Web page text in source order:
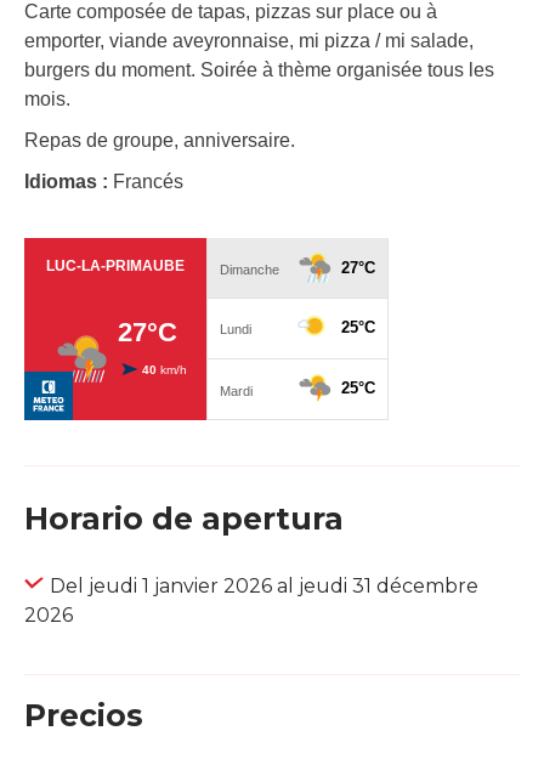
Carte composée de tapas, pizzas sur place ou à
emporter, viande aveyronnaise, mi pizza / mi salade,
burgers du moment. Soirée à thème organisée tous les
mois.
Repas de groupe, anniversaire.
Idiomas : Francés
Horario de apertura
Del jeudi 1 janvier 2026 al jeudi 31 décembre
2026
Precios